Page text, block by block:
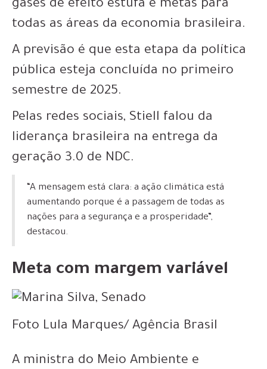
gases de efeito estufa e metas para
todas as áreas da economia brasileira.
A previsão é que esta etapa da política
pública esteja concluída no primeiro
semestre de 2025.
Pelas redes sociais, Stiell falou da
liderança brasileira na entrega da
geração 3.0 de NDC.
“A mensagem está clara: a ação climática está
aumentando porque é a passagem de todas as
nações para a segurança e a prosperidade”,
destacou.
Meta com margem variável
Foto Lula Marques/ Agência Brasil
A ministra do Meio Ambiente e